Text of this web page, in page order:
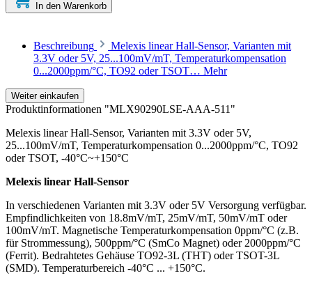
In den Warenkorb
Beschreibung
Melexis linear Hall-Sensor, Varianten mit
3.3V oder 5V, 25...100mV/mT, Temperaturkompensation
0...2000ppm/°C, TO92 oder TSOT… Mehr
Weiter einkaufen
Produktinformationen "MLX90290LSE-AAA-511"
Melexis linear Hall-Sensor, Varianten mit 3.3V oder 5V,
25...100mV/mT, Temperaturkompensation 0...2000ppm/°C, TO92
oder TSOT, -40°C~+150°C
Melexis linear Hall-Sensor
In verschiedenen Varianten mit 3.3V oder 5V Versorgung verfügbar.
Empfindlichkeiten von 18.8mV/mT, 25mV/mT, 50mV/mT oder
100mV/mT. Magnetische Temperaturkompensation 0ppm/°C (z.B.
für Strommessung), 500ppm/°C (SmCo Magnet) oder 2000ppm/°C
(Ferrit). Bedrahtetes Gehäuse TO92-3L (THT) oder TSOT-3L
(SMD). Temperaturbereich -40°C ... +150°C.